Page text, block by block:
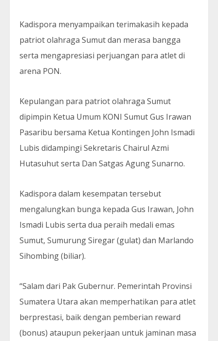
Kadispora menyampaikan terimakasih kepada
patriot olahraga Sumut dan merasa bangga
serta mengapresiasi perjuangan para atlet di
arena PON.
Kepulangan para patriot olahraga Sumut
dipimpin Ketua Umum KONI Sumut Gus Irawan
Pasaribu bersama Ketua Kontingen John Ismadi
Lubis didampingi Sekretaris Chairul Azmi
Hutasuhut serta Dan Satgas Agung Sunarno.
Kadispora dalam kesempatan tersebut
mengalungkan bunga kepada Gus Irawan, John
Ismadi Lubis serta dua peraih medali emas
Sumut, Sumurung Siregar (gulat) dan Marlando
Sihombing (biliar).
“Salam dari Pak Gubernur. Pemerintah Provinsi
Sumatera Utara akan memperhatikan para atlet
berprestasi, baik dengan pemberian reward
(bonus) ataupun pekerjaan untuk jaminan masa